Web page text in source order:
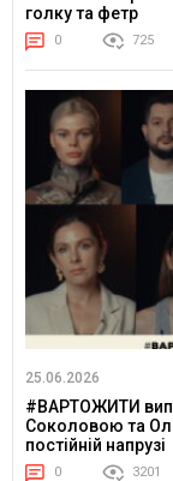
голку та фетр
0 725
25.06.2026
#ВАРТОЖИТИ
Соколовою та
постійній напрузі
0 3201